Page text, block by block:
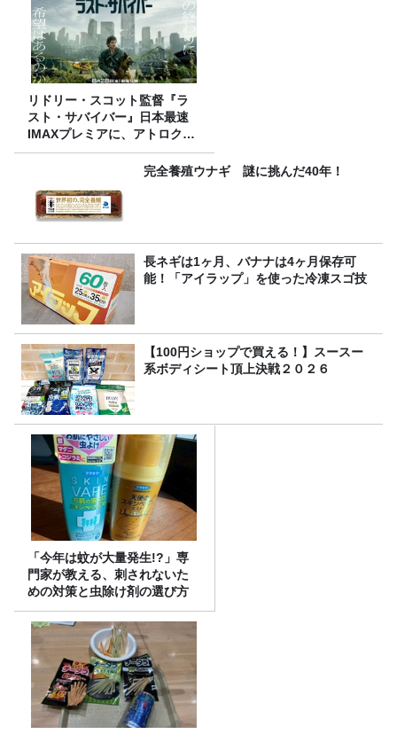
リドリー・スコット監督『ラ
スト・サバイバー』日本最速
IMAXプレミアに、アトロクリ
スナー60名をご招待！
完全養殖ウナギ 謎に挑んだ40年！
長ネギは1ヶ月、バナナは4ヶ月保存可
能！「アイラップ」を使った冷凍スゴ技
【100円ショップで買える！】スースー
系ボディシート頂上決戦２０２６
「今年は蚊が大量発生!?」専
門家が教える、刺されないた
めの対策と虫除け剤の選び方